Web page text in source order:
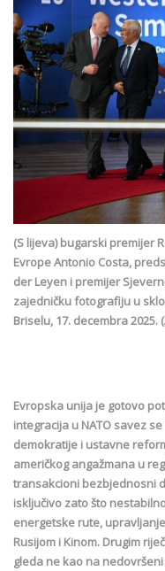
(S lijeva) bugarski premijer
Evrope Antonio Costa,
der Leyen i premijer
zajedničku fotografiju u
Briselu, 17. decembra 2025.
Evropska unija je gotovo
integracija u NATO savez
demokratije i ustavne
američkog angažmana u
transakcioni bezbjednosni
isključivo zato što
energetske rute,
Rusijom i Kinom. Drugim
gleda ne kao na